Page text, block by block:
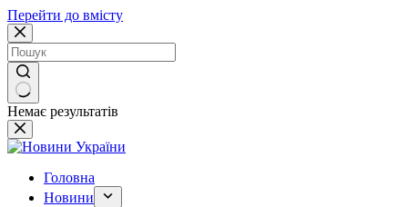
Перейти до вмісту
Немає результатів
Головна
Новини